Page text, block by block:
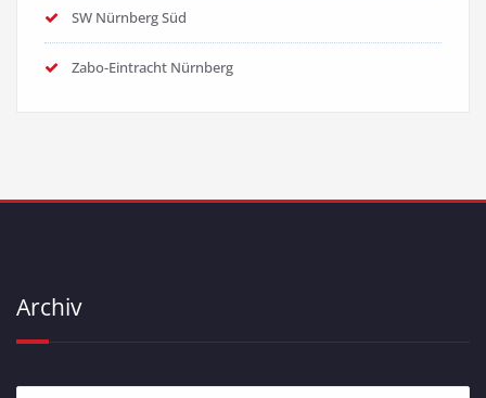
SW Nürnberg Süd
Zabo-Eintracht Nürnberg
Archiv